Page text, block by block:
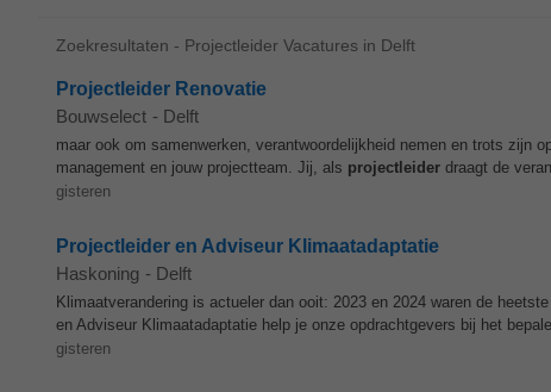
Zoekresultaten - Projectleider Vacatures in Delft
Projectleider Renovatie
Bouwselect - Delft
maar ook om samenwerken, verantwoordelijkheid nemen en trots zijn
management en jouw projectteam. Jij, als projectleider draagt de
gisteren
Projectleider en Adviseur Klimaatadaptatie
Haskoning - Delft
Klimaatverandering is actueler dan ooit: 2023 en 2024 waren de
en Adviseur Klimaatadaptatie help je onze opdrachtgevers bij het
gisteren